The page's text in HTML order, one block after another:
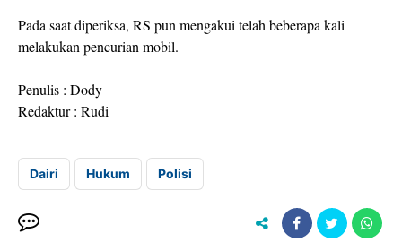
Pada saat diperiksa, RS pun mengakui telah beberapa kali
melakukan pencurian mobil.
Penulis : Dody
Redaktur : Rudi
Dairi Hukum Polisi